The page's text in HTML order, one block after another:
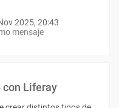
2025, 20:43
mensaje
con Liferay